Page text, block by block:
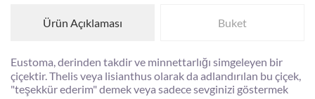
Ürün Açıklaması Buket
Eustoma, derinden takdir ve minnettarlığı simgeleyen bir
çiçektir. Thelis veya lisianthus olarak da adlandırılan bu çiçek,
"teşekkür ederim" demek veya sadece sevginizi göstermek